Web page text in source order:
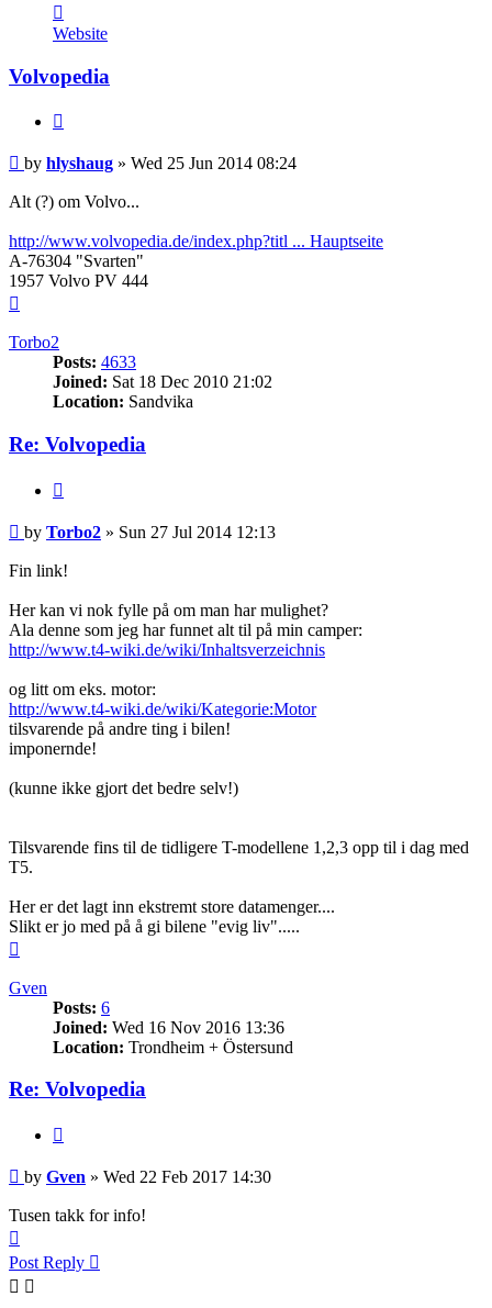
hlyshaug
Website
Volvopedia
Post
by hlyshaug » Wed 25 Jun 2014 08:24
Alt (?) om Volvo...
http://www.volvopedia.de/index.php?titl ... Hauptseite
A-76304 "Svarten"
1957 Volvo PV 444
Torbo2
Posts: 4633
Joined: Sat 18 Dec 2010 21:02
Location: Sandvika
Re: Volvopedia
Post
by Torbo2 » Sun 27 Jul 2014 12:13
Fin link!
Her kan vi nok fylle på om man har mulighet?
Ala denne som jeg har funnet alt til på min camper:
http://www.t4-wiki.de/wiki/Inhaltsverzeichnis
og litt om eks. motor:
http://www.t4-wiki.de/wiki/Kategorie:Motor
tilsvarende på andre ting i bilen!
imponernde!
(kunne ikke gjort det bedre selv!)
Tilsvarende fins til de tidligere T-modellene 1,2,3 opp til i dag med
T5.
Her er det lagt inn ekstremt store datamenger....
Slikt er jo med på å gi bilene "evig liv".....
Gven
Posts: 6
Joined: Wed 16 Nov 2016 13:36
Location: Trondheim + Östersund
Re: Volvopedia
Post
by Gven » Wed 22 Feb 2017 14:30
Tusen takk for info!
Post Reply